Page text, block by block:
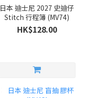
日本 迪士尼 2027 史迪仔
Stitch 行程簿 (MV74)
HK$128.00